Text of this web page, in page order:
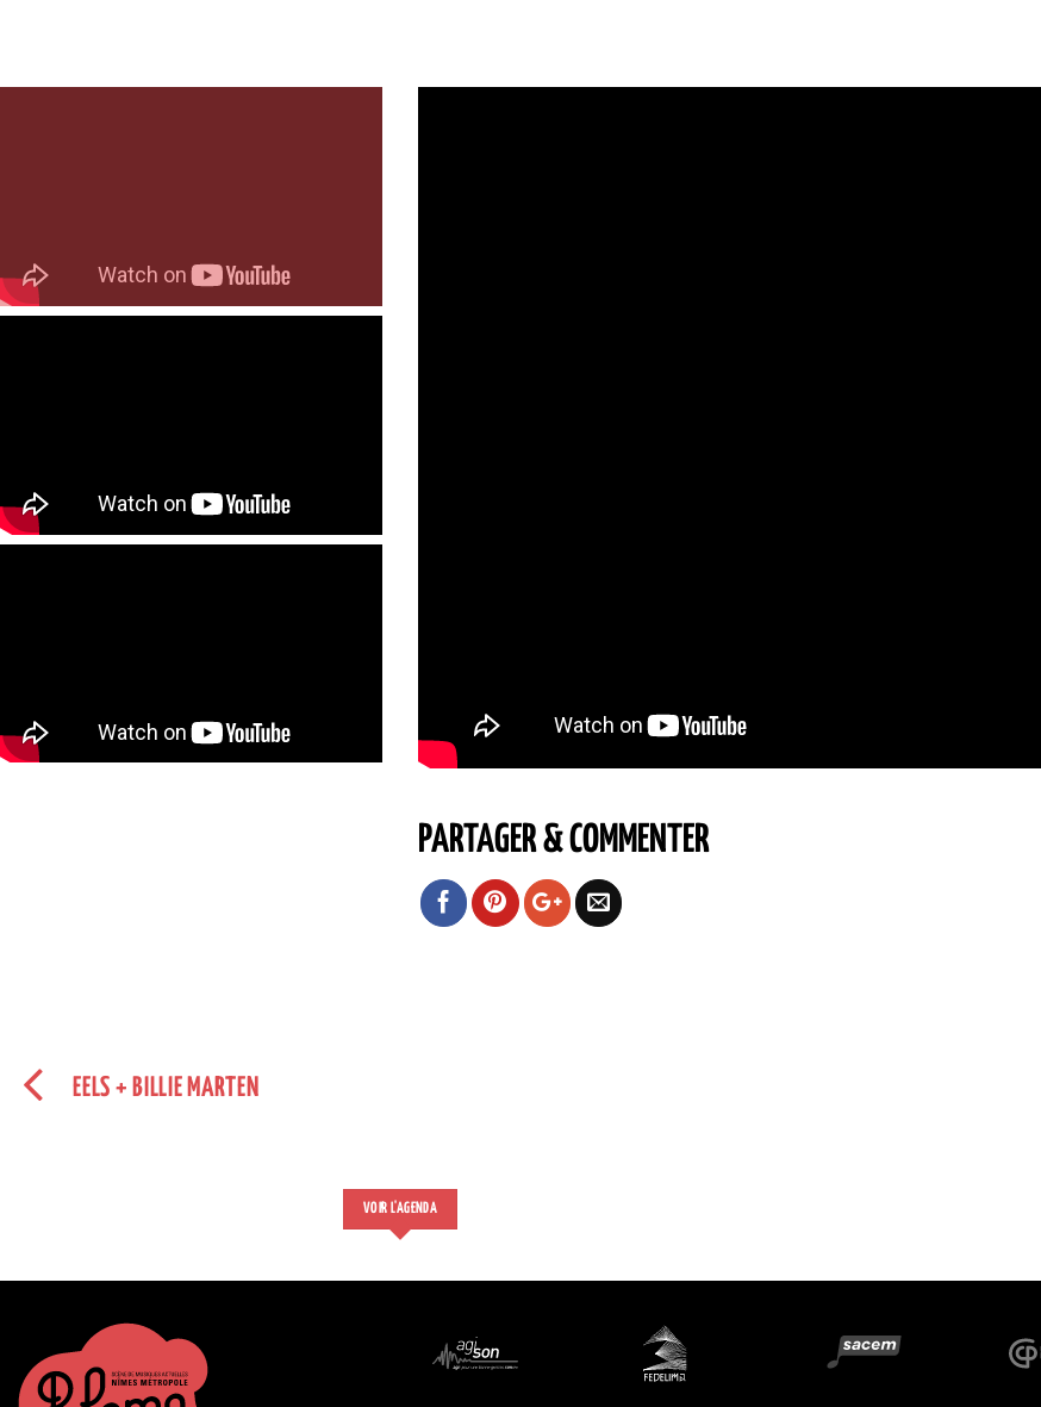
PARTAGER & COMMENTER
EELS + BILLIE MARTEN
VOIR L'AGENDA